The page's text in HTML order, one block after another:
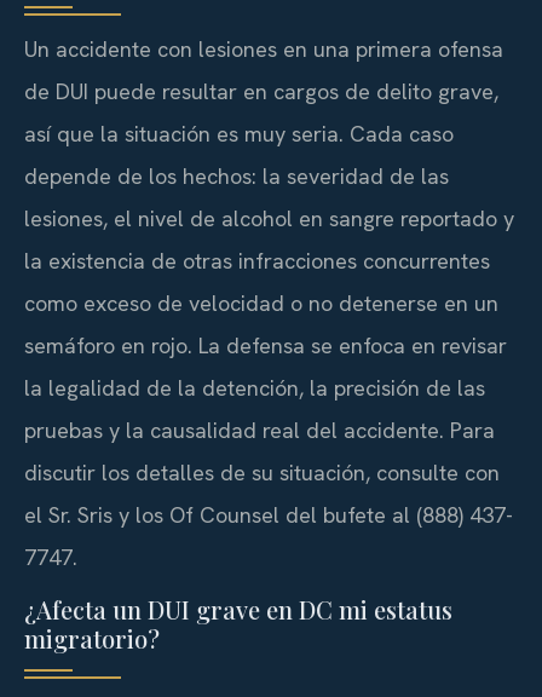
Un accidente con lesiones en una primera ofensa
de DUI puede resultar en cargos de delito grave,
así que la situación es muy seria. Cada caso
depende de los hechos: la severidad de las
lesiones, el nivel de alcohol en sangre reportado y
la existencia de otras infracciones concurrentes
como exceso de velocidad o no detenerse en un
semáforo en rojo. La defensa se enfoca en revisar
la legalidad de la detención, la precisión de las
pruebas y la causalidad real del accidente. Para
discutir los detalles de su situación, consulte con
el Sr. Sris y los Of Counsel del bufete al (888) 437-
7747.
¿Afecta un DUI grave en DC mi estatus
migratorio?